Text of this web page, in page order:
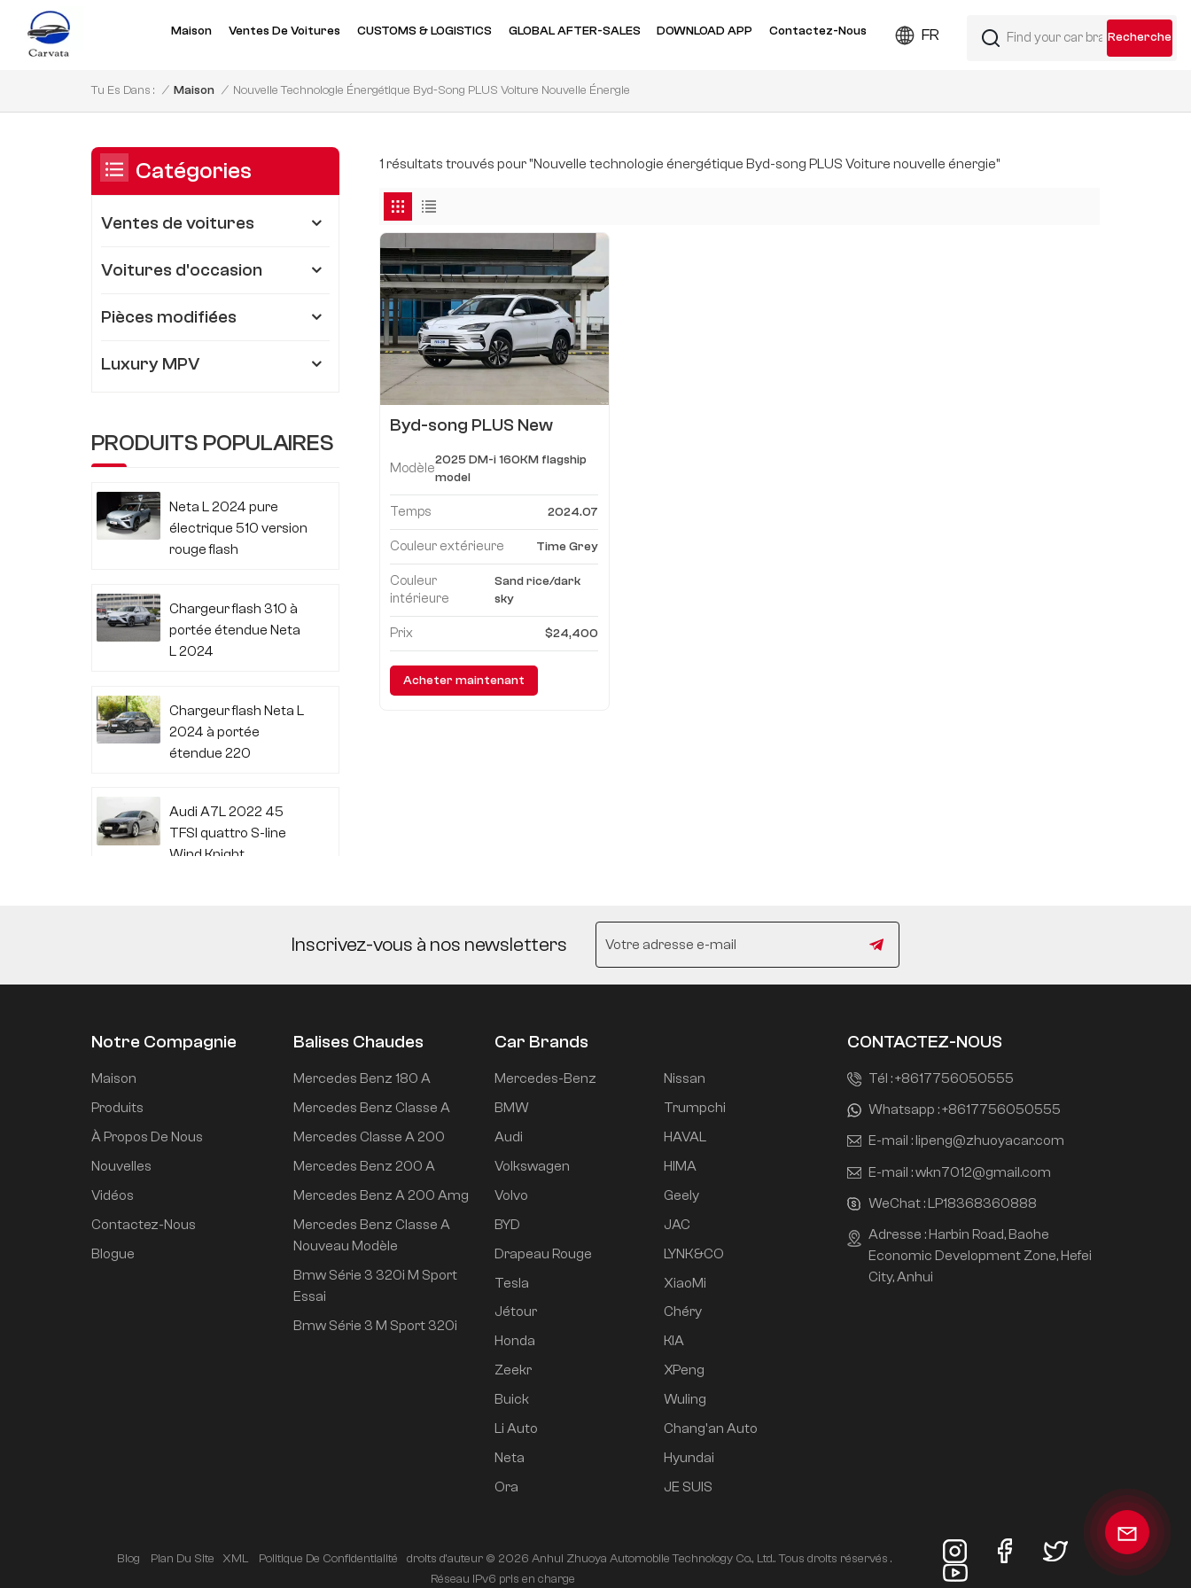
FR
Maison Ventes De Voitures CUSTOMS & LOGISTICS GLOBAL AFTER-SALES DOWNLOAD APP Contactez-Nous
Tu Es Dans : / Maison / Nouvelle Technologie Énergétique Byd-Song PLUS Voiture Nouvelle Énergie
1 résultats trouvés pour "Nouvelle technologie énergétique Byd-song PLUS Voiture nouvelle énergie"
Byd-song PLUS New
produit phare PLUS
Modèle
2025 DM-i 160KM flagship
model
Temps 2024.07
Couleur extérieure Time Grey
Couleur
intérieure
Sand rice/dark
sky
Prix $24,400
Acheter maintenant
Catégories
Ventes de voitures
Voitures d'occasion
Pièces modifiées
Luxury MPV
PRODUITS POPULAIRES
Neta L 2024 pure
électrique 510 version
rouge flash
Chargeur flash 310 à
portée étendue Neta
L 2024
Chargeur flash Neta L
2024 à portée
étendue 220
Audi A7L 2022 45
TFSI quattro S-line
Wind Knight
Mi SU7 2024, version
portée à propulsion
super longue durée
Inscrivez-vous à nos newsletters
Notre Compagnie
Maison
Produits
À Propos De Nous
Nouvelles
Vidéos
Contactez-Nous
Blogue
Balises Chaudes
Mercedes Benz 180 A
Mercedes Benz Classe A
Mercedes Classe A 200
Mercedes Benz 200 A
Mercedes Benz A 200 Amg
Mercedes Benz Classe A
Nouveau Modèle
Bmw Série 3 320i M Sport
Essai
Bmw Série 3 M Sport 320i
Car Brands
Mercedes-Benz
BMW
Audi
Volkswagen
Volvo
BYD
Drapeau Rouge
Tesla
Jétour
Honda
Zeekr
Buick
Li Auto
Neta
Ora
Nissan
Trumpchi
HAVAL
HIMA
Geely
JAC
LYNK&CO
XiaoMi
Chéry
KIA
XPeng
Wuling
Chang'an Auto
Hyundai
JE SUIS
CONTACTEZ-NOUS
Tél :+8617756050555
Whatsapp :+8617756050555
E-mail : lipeng@zhuoyacar.com
E-mail :wkn7012@gmail.com
WeChat : LP18368360888
Adresse : Harbin Road, Baohe
Economic Development Zone, Hefei
City, Anhui
Blog Plan Du Site XML Politique De Confidentialité
droits d'auteur © 2026 Anhui Zhuoya Automobile Technology Co., Ltd.. Tous droits réservés .
Réseau IPv6 pris en charge